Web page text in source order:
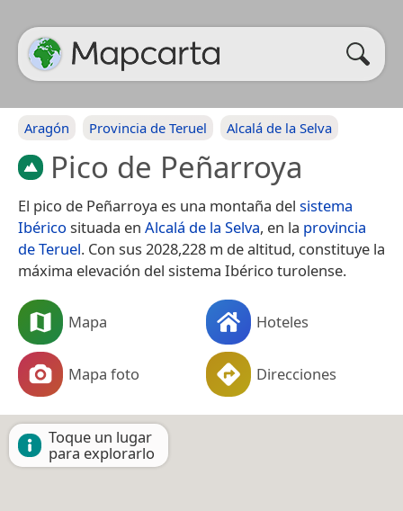
Aragón Provincia de Teruel Alcalá de la Selva
Pico de Peñarroya
El pico de Peñarroya es una montaña del sistema
Ibérico situada en Alcalá de la Selva, en la provincia
de Teruel. Con sus 2028,228 m de altitud,​ constituye la
máxima elevación del sistema Ibérico turolense.
Mapa Hoteles
Mapa foto Direcciones
Toque un lugar
para explorarlo